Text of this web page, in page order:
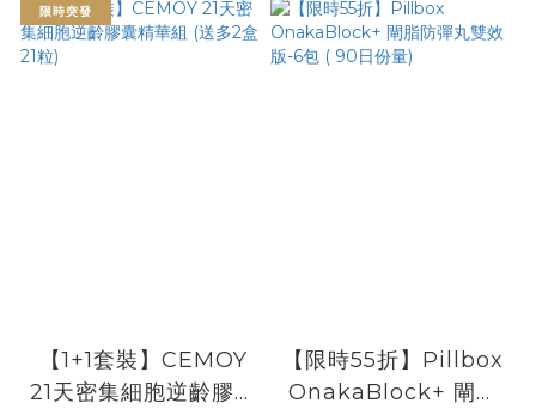
限時突發
【1+1套裝】CEMOY
21天密集細胞逆齡膠囊
【限時55折】Pillbox
OnakaBlock+ 閘脂